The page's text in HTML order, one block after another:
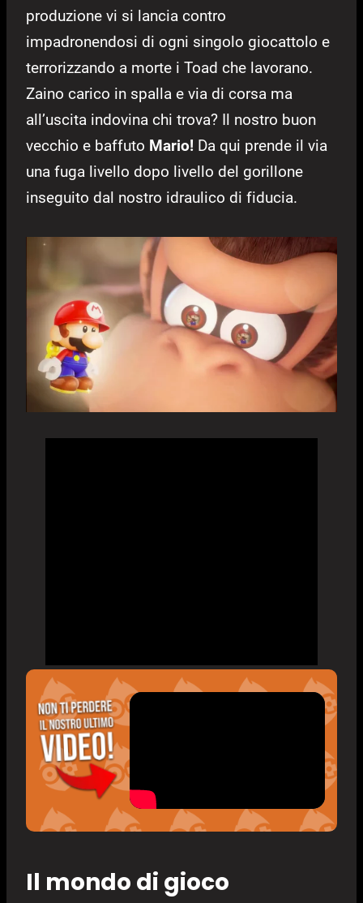
produzione vi si lancia contro
impadronendosi di ogni singolo giocattolo e
terrorizzando a morte i Toad che lavorano.
Zaino carico in spalla e via di corsa ma
all’uscita indovina chi trova? Il nostro buon
vecchio e baffuto Mario! Da qui prende il via
una fuga livello dopo livello del gorillone
inseguito dal nostro idraulico di fiducia.
Il mondo di gioco